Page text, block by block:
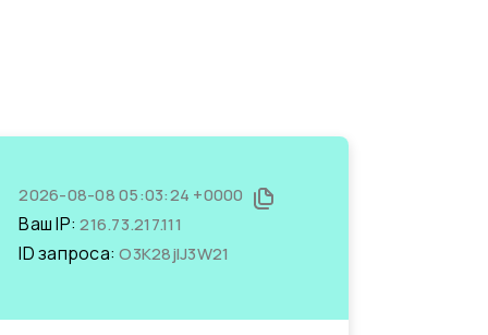
2026-08-08 05:03:24 +0000
Ваш IP:216.73.217.111
ID запроса:O3K28jlJ3W21